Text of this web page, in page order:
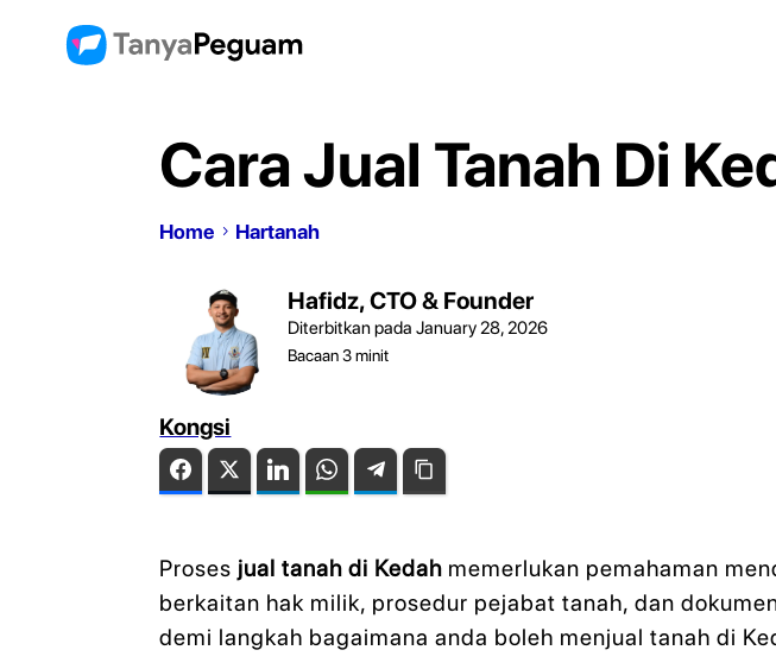
Cara Jual Tanah Di
Home Hartanah
Hafidz, CTO & Founder
Diterbitkan pada January 28, 2026
Bacaan3minit
Kongsi
FacebookTwitter LinkedIn WhatsAppTelegram
Proses jual tanah di Kedah memerlukan pemahaman
berkaitan hak milik, prosedur pejabat tanah, dan
demi langkah bagaimana anda boleh menjual tanah di